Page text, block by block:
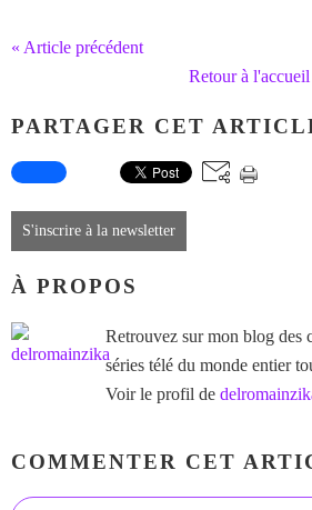
« Article précédent
Retour à l'accueil
PARTAGER CET
S'inscrire à la newsletter
À PROPOS
Retrouvez sur mon blog des
séries télé du monde entier
Voir le profil de
COMMENTER CET